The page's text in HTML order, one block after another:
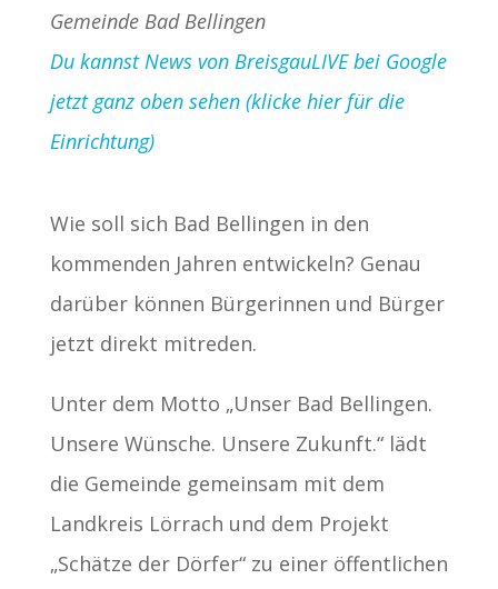
Gemeinde Bad Bellingen
Du kannst News von BreisgauLIVE bei Google
jetzt ganz oben sehen (klicke hier für die
Einrichtung)
Wie soll sich Bad Bellingen in den
kommenden Jahren entwickeln? Genau
darüber können Bürgerinnen und Bürger
jetzt direkt mitreden.
Unter dem Motto „Unser Bad Bellingen.
Unsere Wünsche. Unsere Zukunft.“ lädt
die Gemeinde gemeinsam mit dem
Landkreis Lörrach und dem Projekt
„Schätze der Dörfer“ zu einer öffentlichen